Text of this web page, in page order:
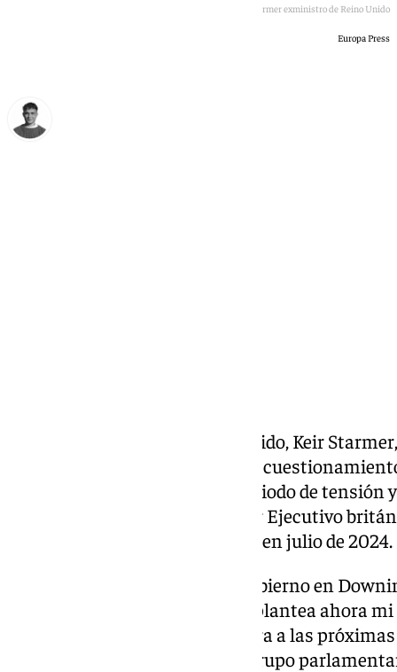
Starmer exministro de Reino Unido
Europa Press
El primer ministro de Reino Unido, Keir
dimisión de su puesto debido al
Partido Laboralista. Tras un periodo de
puesto fin a su etapa como líder Ejecutivo
vencer las elecciones generales en julio de 2024.
En las puertas de la sede del Gobierno en
siguiente: «La pregunta que se plantea ahora
adecuada para liderarnos de cara a las
escuchado la respuesta de mi grupo